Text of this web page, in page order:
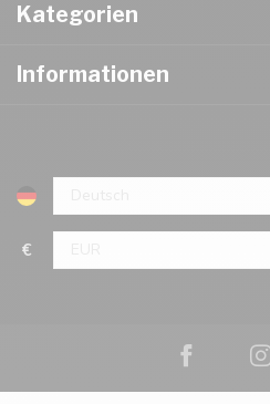
Kategorien
Informationen
€